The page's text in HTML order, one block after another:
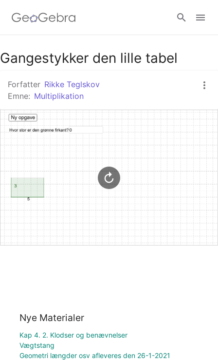
Google Classroom
GeoGebra Classroom
Log ind
Gangestykker den lille tabel
Forfatter Rikke Teglskov
Emne: Multiplikation
Nye Materialer
Kap 4. 2. Klodser og benævnelser
Vægtstang
Geometri længder osv afleveres den 26-1-2021